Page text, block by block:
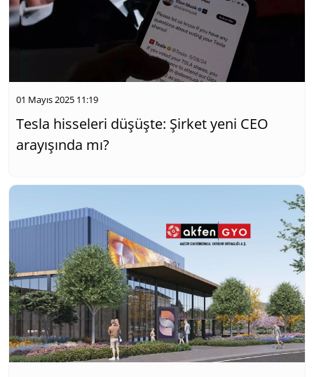
01 Mayıs 2025 11:19
Tesla hisseleri düşüşte: Şirket yeni CEO
arayışında mı?